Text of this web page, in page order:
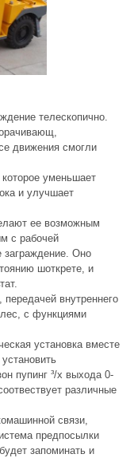
телескопично.
движения смогли
уменьшает
и улучшает
ее возможным
с рабочей
заграждение. Оно
шоткрете, и
внутреннего
с функциями
установка вместе
пупинг ³/х выхода 0-
различные
связи,
предпосылки
запоминать и